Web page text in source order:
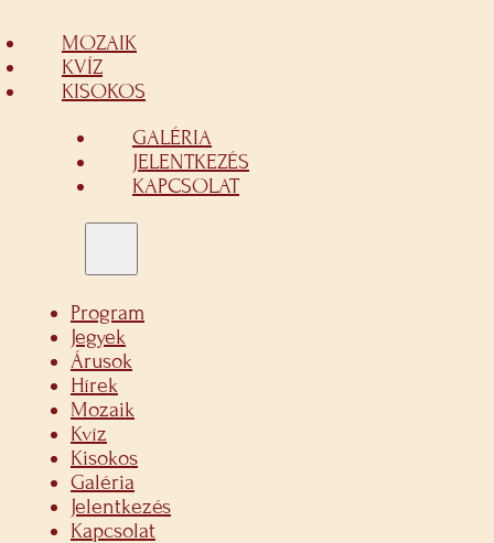
MOZAIK
KVÍZ
KISOKOS
GALÉRIA
JELENTKEZÉS
KAPCSOLAT
Program
Jegyek
Árusok
Hírek
Mozaik
Kvíz
Kisokos
Galéria
Jelentkezés
Kapcsolat